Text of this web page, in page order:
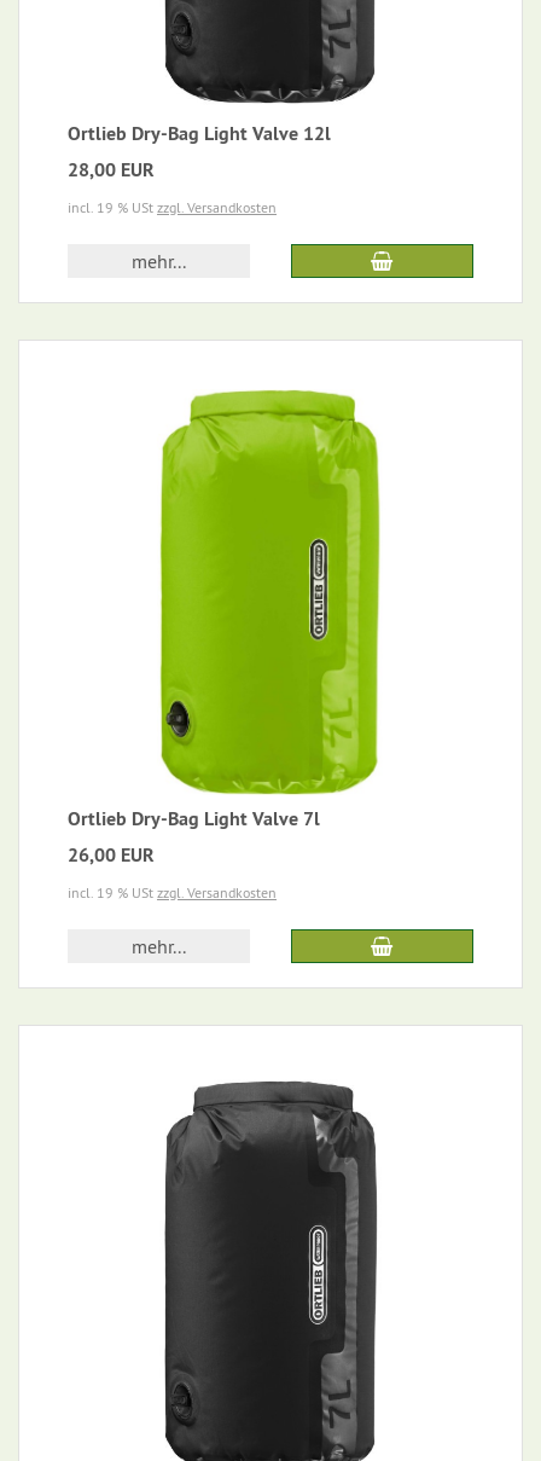
Ortlieb Dry-Bag Light Valve 12l
28,00 EUR
incl. 19 % USt zzgl. Versandkosten
mehr...
Ortlieb Dry-Bag Light Valve 7l
26,00 EUR
incl. 19 % USt zzgl. Versandkosten
mehr...